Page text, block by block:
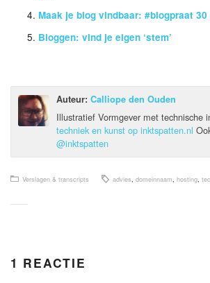
Maak je blog vindbaar: #blogpraat 30
Bloggen: vind je eigen ‘stem’
Auteur: Calliope den Ouden
Illustratief Vormgever met technische
techniek en kunst op inktspatten.nl
@inktspatten
Verslagen & transcripts advies, domeinnaam, hosting,
1 REACTIE